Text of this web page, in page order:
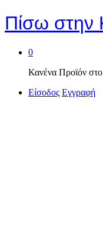
Πίσω στην
0
Κανένα Προϊόν
Είσοδος Εγγραφή